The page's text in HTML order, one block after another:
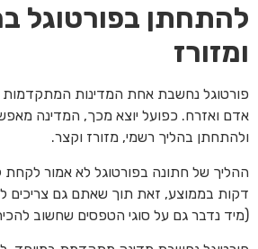
להתחתן בפורטוגל
ומזורז
פורטוגל נחשבת אחת המדינות המתקדמות
אדם ואזרח. כפועל יוצא מכך, המדינה
ולהתחתן בהליך רשמי, מזורז וקצר.
דקות בממוצע, זאת תוך שאתם גם צריכים
(מיד נדבר גם על סוגי הטפסים שחשוב